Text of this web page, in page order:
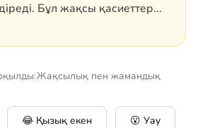
Бұл жақсы қасиеттер...
|Жақсылық пен жамандық
😂 Қызық екен 😮 Уау